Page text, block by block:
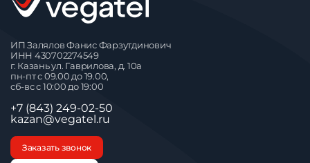
ИП Залялов Фанис Фарзутдинович
ИНН 430702274549
г. Казань ул. Гаврилова, д. 10а
пн-пт с 09.00 до 19.00,
сб-вс с 10:00 до 19:00
+7 (843) 249-02-50
kazan@vegatel.ru
Заказать звонок